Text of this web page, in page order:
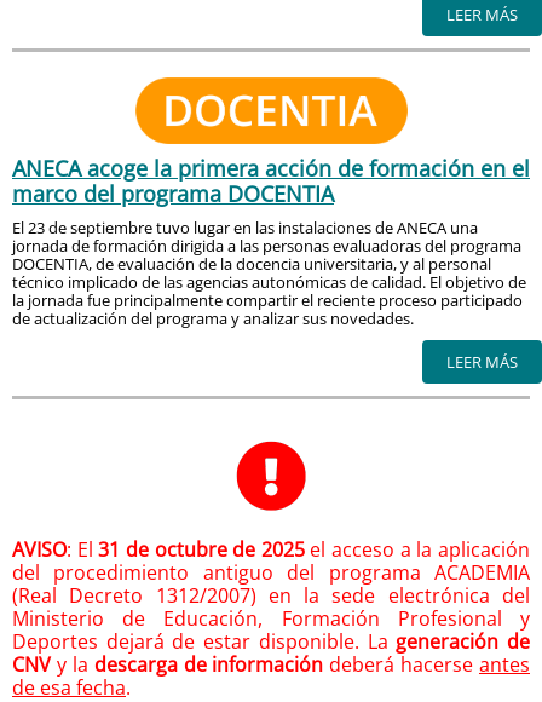
LEER MÁS
ANECA acoge la primera acción de formación en el
marco del programa DOCENTIA
El 23 de septiembre tuvo lugar en las instalaciones de ANECA una
jornada de formación dirigida a las personas evaluadoras del programa
DOCENTIA, de evaluación de la docencia universitaria, y al personal
técnico implicado de las agencias autonómicas de calidad. El objetivo de
la jornada fue principalmente compartir el reciente proceso participado
de actualización del programa y analizar sus novedades.
LEER MÁS
AVISO: El31 de octubre de 2025 el acceso a la aplicación
del procedimiento antiguo del programa ACADEMIA
(Real Decreto 1312/2007) en la sede electrónica del
Ministerio de Educación, Formación Profesional y
Deportes dejará de estar disponible. La generación de
CNVy la descarga de información deberá hacerse antes
de esa fecha.